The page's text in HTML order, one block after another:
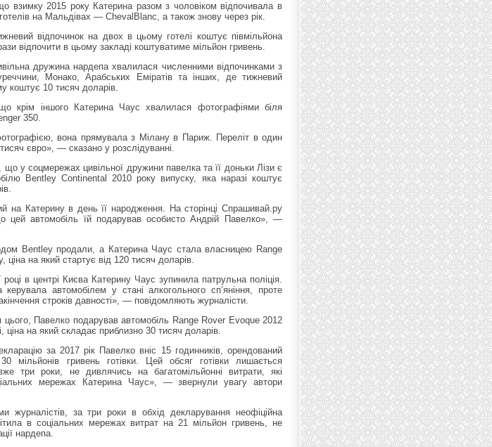
взимку 2015 року Катерина разом з чоловіком відпочивала в
на Мальдівах — ChevalBlanc, а також знову через рік.
відпочинок на двох в цьому готелі коштує півмільйона
відпочити в цьому закладі коштуватиме мільйон гривень.
дружина нардепа хвалилася численними відпочинками з
Монако, Арабських Еміратів та інших, де тижневий
коштує 10 тисяч доларів.
крім іншого Катерина Чаус хвалилася фотографіями біля
350.
вона прямувала з Мілану в Париж. Переліт в один
євро», — сказано у розслідуванні.
що у соцмережах цивільної дружини павелка та її доньки Лізи є
Bentley Continental 2010 року випуску, яка наразі коштує
на Катерину в день її народження. На сторінці Спрашивай.ру
цей автомобіль їй подарував особисто Андрій Павелко», —
Bentley продали, а Катерина Чаус стала власницею Range
ціна на який стартує від 120 тисяч доларів.
в центрі Києва Катерину Чаус зупинила патрульна поліція.
керувала автомобілем у стані алкогольного сп’яніння, проте
строків давності», — повідомляють журналісти.
цього, Павелко подарував автомобіль Range Rover Evoque 2012
ціна на який складає приблизно 30 тисяч доларів.
за 2017 рік Павелко вніс 15 годинників, орендований
мільйонів гривень готівки. Цей обсяг готівки лишається
три роки, не дивлячись на багатомільйонні витрати, які
мережах Катерина Чаус», — звернули увагу автори
журналістів, за три роки в обхід декларування неофіційна
в соціальних мережах витрат на 21 мільйон гривень, не
нардепа.